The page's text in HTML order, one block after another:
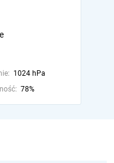
1024 hPa
78%